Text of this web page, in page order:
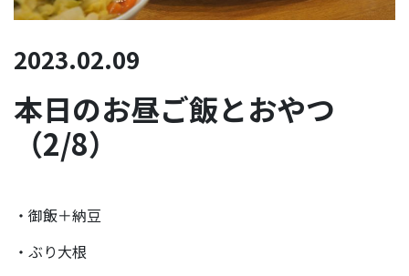
2023.02.09
本日のお昼ご飯とおやつ
（2/8）
・御飯＋納豆
・ぶり大根